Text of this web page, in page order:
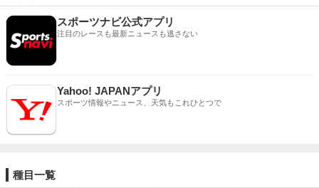
スポーツナビ公式アプリ
注目のレースも最新ニュースも逃さない
Yahoo! JAPANアプリ
スポーツ情報やニュース、天気もこれひとつで
種目一覧